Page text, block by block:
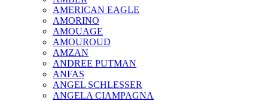
AMERICAN EAGLE
AMORINO
AMOUAGE
AMOUROUD
AMZAN
ANDREE PUTMAN
ANFAS
ANGEL SCHLESSER
ANGELA CIAMPAGNA